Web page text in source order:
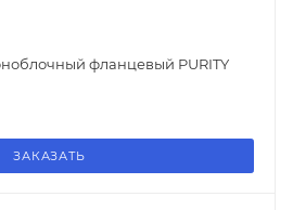
фланцевый PURITY
ЗАКАЗАТЬ